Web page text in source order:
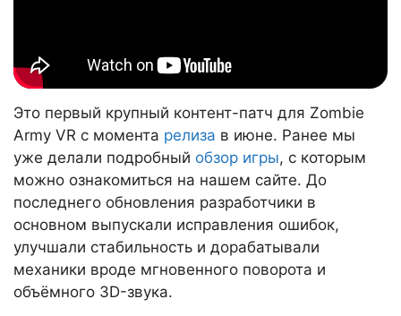
Это первый крупный контент-патч для Zombie
Army VR с момента релиза в июне. Ранее мы
уже делали подробный обзор игры, с которым
можно ознакомиться на нашем сайте. До
последнего обновления разработчики в
основном выпускали исправления ошибок,
улучшали стабильность и дорабатывали
механики вроде мгновенного поворота и
объёмного 3D-звука.